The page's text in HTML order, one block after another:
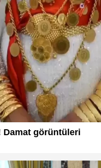
Damat görüntüleri